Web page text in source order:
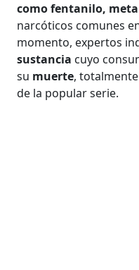
como fentanilo,
narcóticos comunes
momento, expertos
sustancia cuyo
su muerte,
de la popular serie.